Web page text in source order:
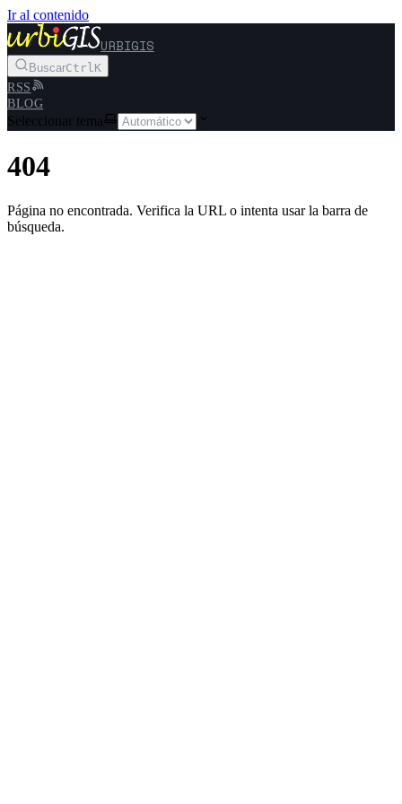
Ir al contenido
URBIGIS
BuscarCtrlK
RSS
BLOG
Seleccionar tema
404
Página no encontrada. Verifica la URL o intenta usar la barra de
búsqueda.